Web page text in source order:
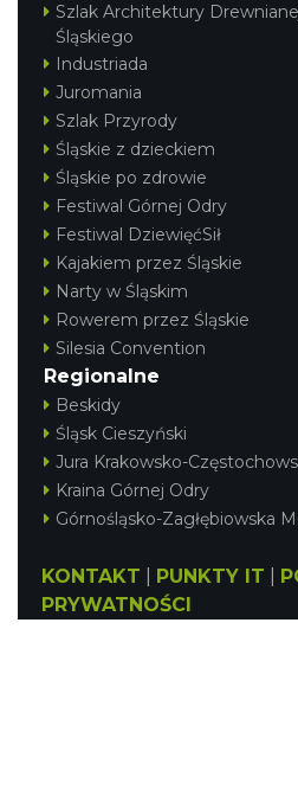
Szlak Architektury
Śląskiego
Industriada
Juromania
Szlak Przyrody
Śląskie z dzieckiem
Śląskie po zdrowie
Festiwal Górnej Odry
Festiwal DziewięćSił
Kajakiem przez Śląskie
Narty w Śląskim
Rowerem przez Śląskie
Silesia Convention
Regionalne
Beskidy
Śląsk Cieszyński
Jura Krakowsko-
Kraina Górnej Odry
Górnośląsko-Zagłębiowska
KONTAKT PUNKTY IT
PRYWATNOŚCI